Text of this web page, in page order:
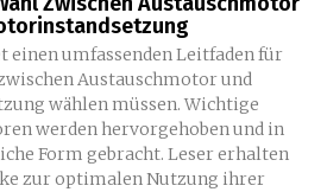
einen umfassenden Leitfaden für
Austauschmotor und
wählen müssen. Wichtige
werden hervorgehoben und in
Form gebracht. Leser erhalten
zur optimalen Nutzung ihrer